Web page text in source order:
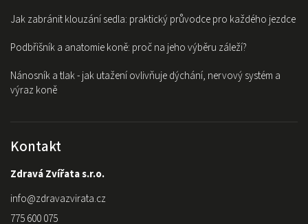
Jak zabránit klouzání sedla: praktický průvodce pro každého jezdce
Podbřišník a anatomie koně: proč na jeho výběru záleží?
Nánosník a tlak - jak utažení ovlivňuje dýchání, nervový systém a
výraz koně
Kontakt
Zdravá Zvířata s.r.o.
info@zdravazvirata.cz
775 600 075